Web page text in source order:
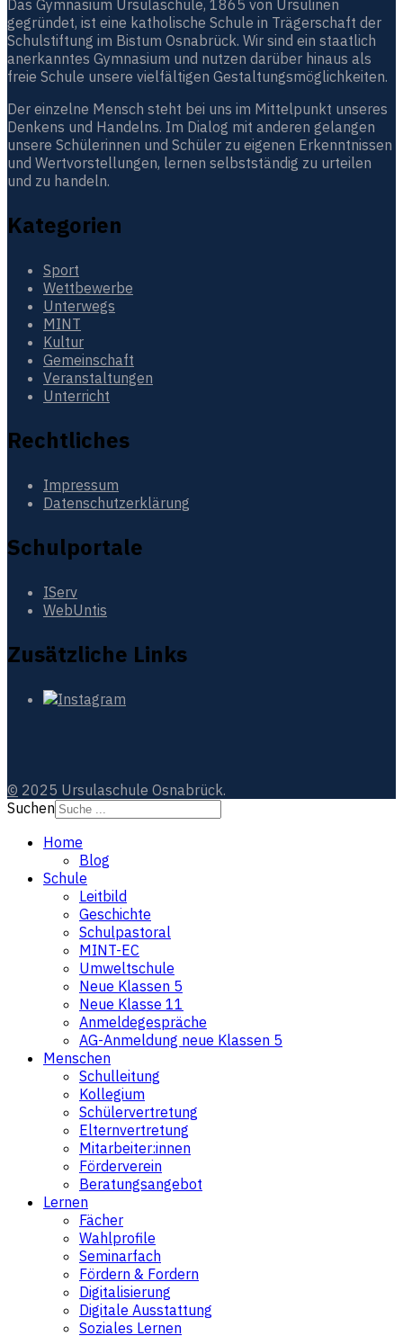
Das Gymnasium Ursulaschule, 1865 von Ursulinen
gegründet, ist eine katholische Schule in Trägerschaft der
Schulstiftung im Bistum Osnabrück. Wir sind ein staatlich
anerkanntes Gymnasium und nutzen darüber hinaus als
freie Schule unsere vielfältigen Gestaltungsmöglichkeiten.
Der einzelne Mensch steht bei uns im Mittelpunkt unseres
Denkens und Handelns. Im Dialog mit anderen gelangen
unsere Schülerinnen und Schüler zu eigenen Erkenntnissen
und Wertvorstellungen, lernen selbstständig zu urteilen
und zu handeln.
Kategorien
Sport
Wettbewerbe
Unterwegs
MINT
Kultur
Gemeinschaft
Veranstaltungen
Unterricht
Rechtliches
Impressum
Datenschutzerklärung
Schulportale
IServ
WebUntis
Zusätzliche Links
© 2025 Ursulaschule Osnabrück.
Suchen
Home
Blog
Schule
Leitbild
Geschichte
Schulpastoral
MINT-EC
Umweltschule
Neue Klassen 5
Neue Klasse 11
Anmeldegespräche
AG-Anmeldung neue Klassen 5
Menschen
Schulleitung
Kollegium
Schülervertretung
Elternvertretung
Mitarbeiter:innen
Förderverein
Beratungsangebot
Lernen
Fächer
Wahlprofile
Seminarfach
Fördern & Fordern
Digitalisierung
Digitale Ausstattung
Soziales Lernen